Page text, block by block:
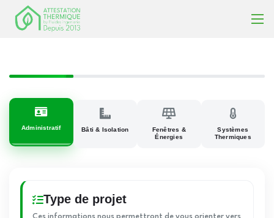
Administratif Bâti & Isolation
Fenêtres &
Énergies
Systèmes
Thermiques
Type de projet